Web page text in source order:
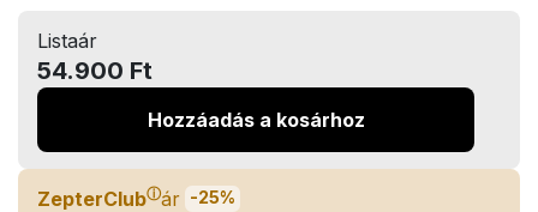
Listaár
54.900 Ft
Hozzáadás a kosárhoz
ZepterClubⓘár -25%